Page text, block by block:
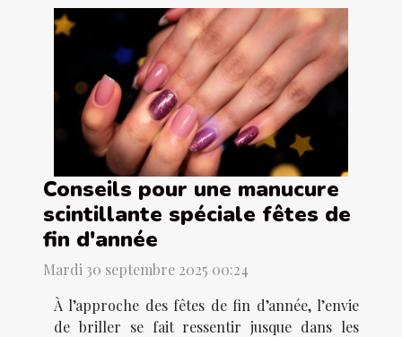
Conseils pour une manucure
scintillante spéciale fêtes de
fin d'année
Mardi 30 septembre 2025 00:24
À l’approche des fêtes de fin d’année, l’envie
de briller se fait ressentir jusque dans les